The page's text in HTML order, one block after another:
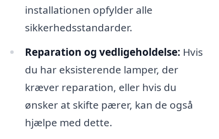
installationen opfylder alle
sikkerhedsstandarder.
Reparation og vedligeholdelse: Hvis
du har eksisterende lamper, der
kræver reparation, eller hvis du
ønsker at skifte pærer, kan de også
hjælpe med dette.